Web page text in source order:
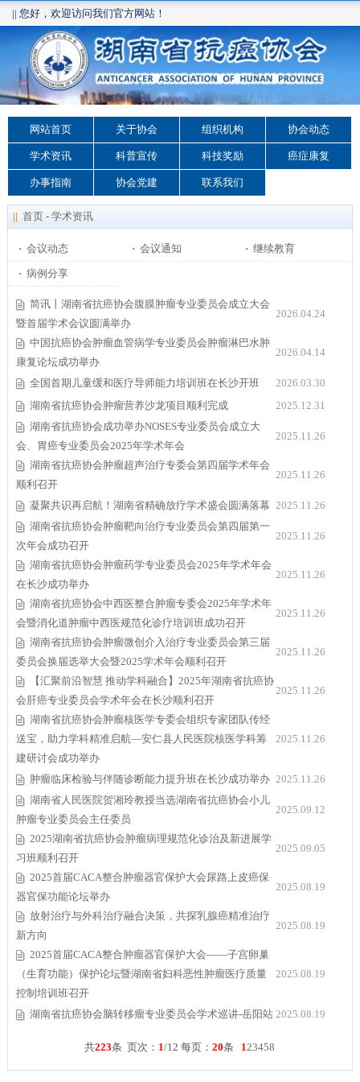
|| 您好，欢迎访问我们官方网站！
网站首页 关于协会 组织机构 协会动态
学术资讯 科普宣传 科技奖励 癌症康复
办事指南 协会党建 联系我们
|| 首页 - 学术资讯
· 会议动态 · 会议通知 · 继续教育
· 病例分享
简讯丨湖南省抗癌协会腹膜肿瘤专业委员会成立大会
暨首届学术会议圆满举办
2026.04.24
中国抗癌协会肿瘤血管病学专业委员会肿瘤淋巴水肿
康复论坛成功举办
2026.04.14
全国首期儿童缓和医疗导师能力培训班在长沙开班
2026.03.30
湖南省抗癌协会肿瘤营养沙龙项目顺利完成
2025.12.31
湖南省抗癌协会成功举办NOSES专业委员会成立大
会、胃癌专业委员会2025年学术年会
2025.11.26
湖南省抗癌协会肿瘤超声治疗专委会第四届学术年会
顺利召开
2025.11.26
凝聚共识再启航！湖南省精确放疗学术盛会圆满落幕 2025.11.26
湖南省抗癌协会肿瘤靶向治疗专业委员会第四届第一
次年会成功召开
2025.11.26
湖南省抗癌协会肿瘤药学专业委员会2025年学术年会
在长沙成功举办
2025.11.26
湖南省抗癌协会中西医整合肿瘤专委会2025年学术年
会暨消化道肿瘤中西医规范化诊疗培训班成功召开
2025.11.26
湖南省抗癌协会肿瘤微创介入治疗专业委员会第三届
委员会换届选举大会暨2025学术年会顺利召开
2025.11.26
【汇聚前沿智慧 推动学科融合】2025年湖南省抗癌协
会肝癌专业委员会学术年会在长沙顺利召开
2025.11.26
湖南省抗癌协会肿瘤核医学专委会组织专家团队传经
送宝，助力学科精准启航—安仁县人民医院核医学科筹
建研讨会成功举办
2025.11.26
肿瘤临床检验与伴随诊断能力提升班在长沙成功举办 2025.11.26
湖南省人民医院贺湘玲教授当选湖南省抗癌协会小儿
肿瘤专业委员会主任委员
2025.09.12
2025湖南省抗癌协会肿瘤病理规范化诊治及新进展学
习班顺利召开
2025.09.05
2025首届CACA整合肿瘤器官保护大会尿路上皮癌保
器官保功能论坛举办
2025.08.19
放射治疗与外科治疗融合决策，共探乳腺癌精准治疗
新方向
2025.08.19
2025首届CACA整合肿瘤器官保护大会——子宫卵巢
（生育功能）保护论坛暨湖南省妇科恶性肿瘤医疗质量
控制培训班召开
2025.08.19
湖南省抗癌协会脑转移瘤专业委员会学术巡讲-岳阳站 2025.08.19
共223条 页次： 1/12 每页：20条 123458